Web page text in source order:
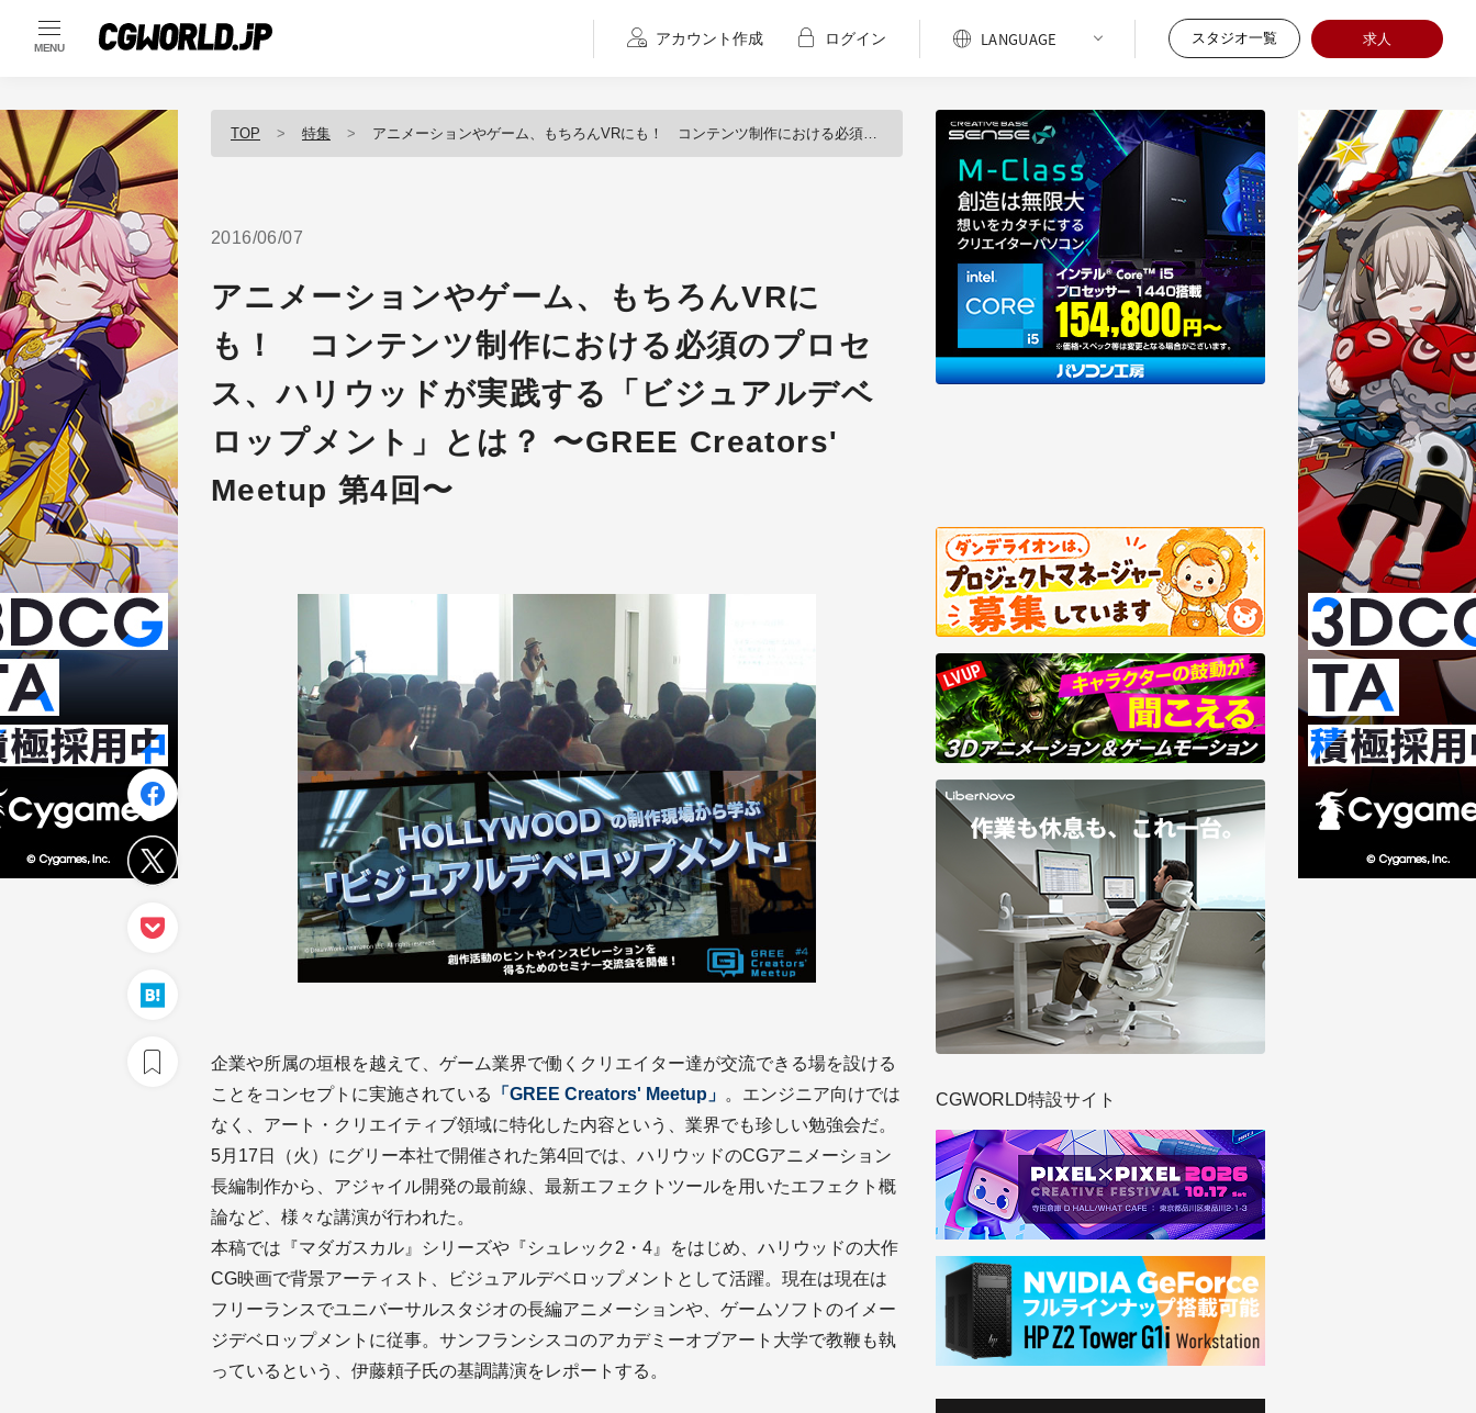
MENU
アカウント作成 ログイン スタジオ一覧 求人
TOP 特集 アニメーションやゲーム、もちろんVRにも！ コンテンツ制作における必須のプロセス、ハリウッドが実践する「ビジュアルデベロップメント」とは？ 〜GREE Creators' Meetup 第4回〜
2016/06/07
アニメーションやゲーム、もちろんVRに
も！ コンテンツ制作における必須のプロセ
ス、ハリウッドが実践する「ビジュアルデベ
ロップメント」とは？ 〜GREE Creators'
Meetup 第4回〜
企業や所属の垣根を越えて、ゲーム業界で働くクリエイター達が交流できる場を設ける
ことをコンセプトに実施されている
「GREE Creators' Meetup」 。エンジニア向けでは
なく、アート・クリエイティブ領域に特化した内容という、業界でも珍しい勉強会だ。
5月17日（火）にグリー本社で開催された第4回では、ハリウッドのCGアニメーション
長編制作から、アジャイル開発の最前線、最新エフェクトツールを用いたエフェクト概
論など、様々な講演が行われた。
本稿では『マダガスカル』シリーズや『シュレック2・4』をはじめ、ハリウッドの大作
CG映画で背景アーティスト、ビジュアルデベロップメントとして活躍。現在は現在は
フリーランスでユニバーサルスタジオの長編アニメーションや、ゲームソフトのイメー
ジデベロップメントに従事。サンフランシスコのアカデミーオブアート大学で教鞭も執
っているという、伊藤頼子氏の基調講演をレポートする。
CGWORLD特設サイト